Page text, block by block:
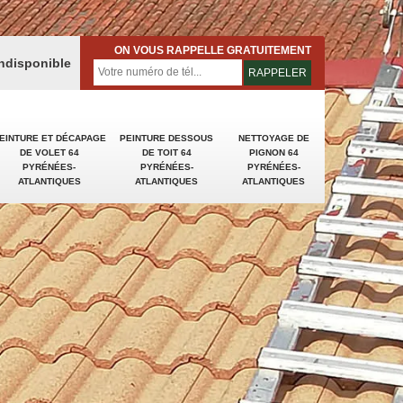
ET DÉCAPAGE
DE VOLET 64
PYRÉNÉES-
ATLANTIQUES
PEINTURE DESSOUS
DE TOIT 64
PYRÉNÉES-
ATLANTIQUES
NETTOYAGE DE
PIGNON 64
PYRÉNÉES-
ATLANTIQUES
ON VOUS RAPPELLE GRATUITEMENT